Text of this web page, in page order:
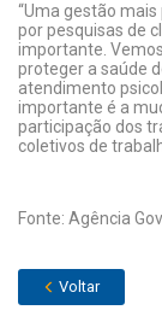
“Uma gestão
por pesquisas de
importante.
proteger a saúde
atendimento
importante é a
participação dos
coletivos de
Fonte: Agência Gov
Voltar